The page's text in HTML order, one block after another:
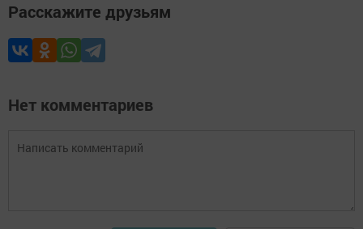
Расскажите друзьям
Нет комментариев